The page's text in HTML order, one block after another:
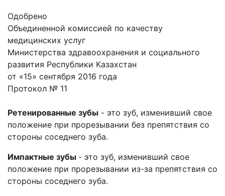
Одобрено
Объединенной комиссией по качеству
медицинских услуг
Министерства здравоохранения и социального
развития Республики Казахстан
от «15» сентября 2016 года
Протокол № 11
Ретенированные зубы - это зуб, изменивший свое
положение при прорезывании без препятствия со
стороны соседнего зуба.
Импактные зубы - это зуб, изменивший свое
положение при прорезывании из-за препятствия со
стороны соседнего зуба.